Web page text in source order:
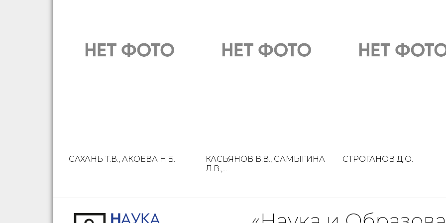
САХАНЬ Т.В., АКОЕВА Н.Б.
КАСЬЯНОВ В.В., САМЫГИНА
Л.В.,...
СТРОГАНОВ Д.О.